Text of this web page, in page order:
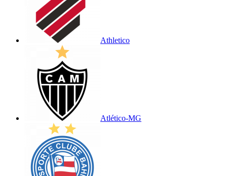
Athletico
Atlético-MG